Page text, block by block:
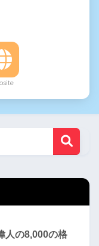
人の8,000の格